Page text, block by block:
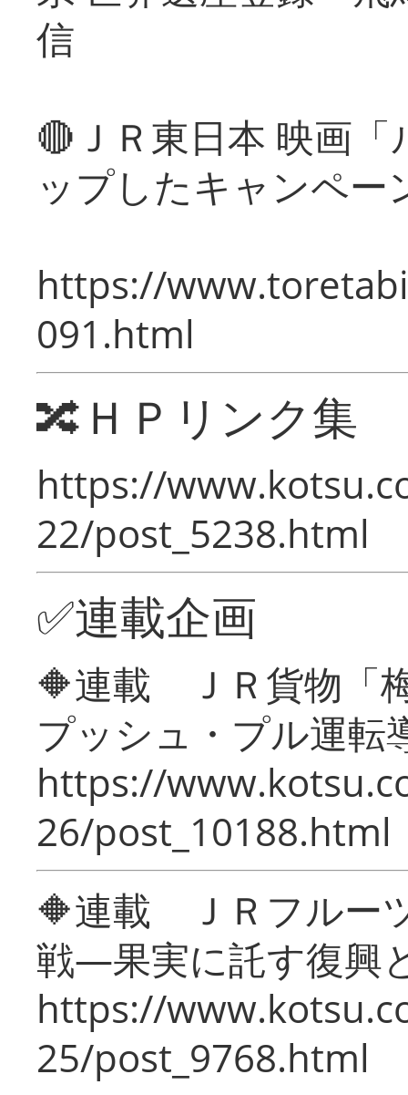
信
🔴ＪＲ東日本 映画
ップしたキャンペー
https://
091.html
🔀ＨＰリンク集
https://
22/post_5238.html
✅連載企画
🔶連載 ＪＲ貨物「
プッシュ・プル運転
https://
26/post_10188.html
🔶連載 ＪＲフルー
戦―果実に託す復興
https://
25/post_9768.html